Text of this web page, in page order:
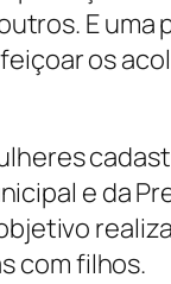
E
os
e da
com filhos.